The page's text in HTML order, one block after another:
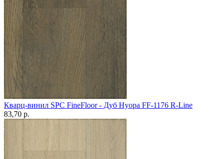
Кварц-винил SPC FineFloor - Дуб Нуора FF-1176 R-Line
83,70 p.